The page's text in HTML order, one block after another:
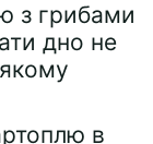
з грибами
дно не